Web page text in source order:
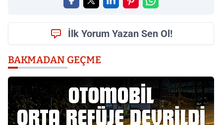
İlk Yorum Yazan Sen Ol!
BAKMADAN GEÇME